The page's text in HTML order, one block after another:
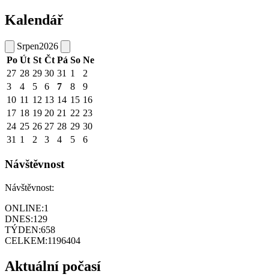
Kalendář
Srpen2026
Po Út St Čt Pá So Ne
27 28 29 30 31 1
2
3
4 5 6 7 8
9
10 11 12 13 14 15 16
17 18 19 20 21 22 23
24 25 26 27 28 29 30
31 1 2 3 4 5 6
Návštěvnost
Návštěvnost:
ONLINE:1
DNES:129
TÝDEN:658
CELKEM:1196404
Aktuální počasí